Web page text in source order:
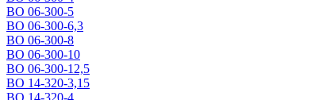
ВО 06-300-5
ВО 06-300-6,3
ВО 06-300-8
ВО 06-300-10
ВО 06-300-12,5
ВО 14-320-3,15
ВО 14-320-4